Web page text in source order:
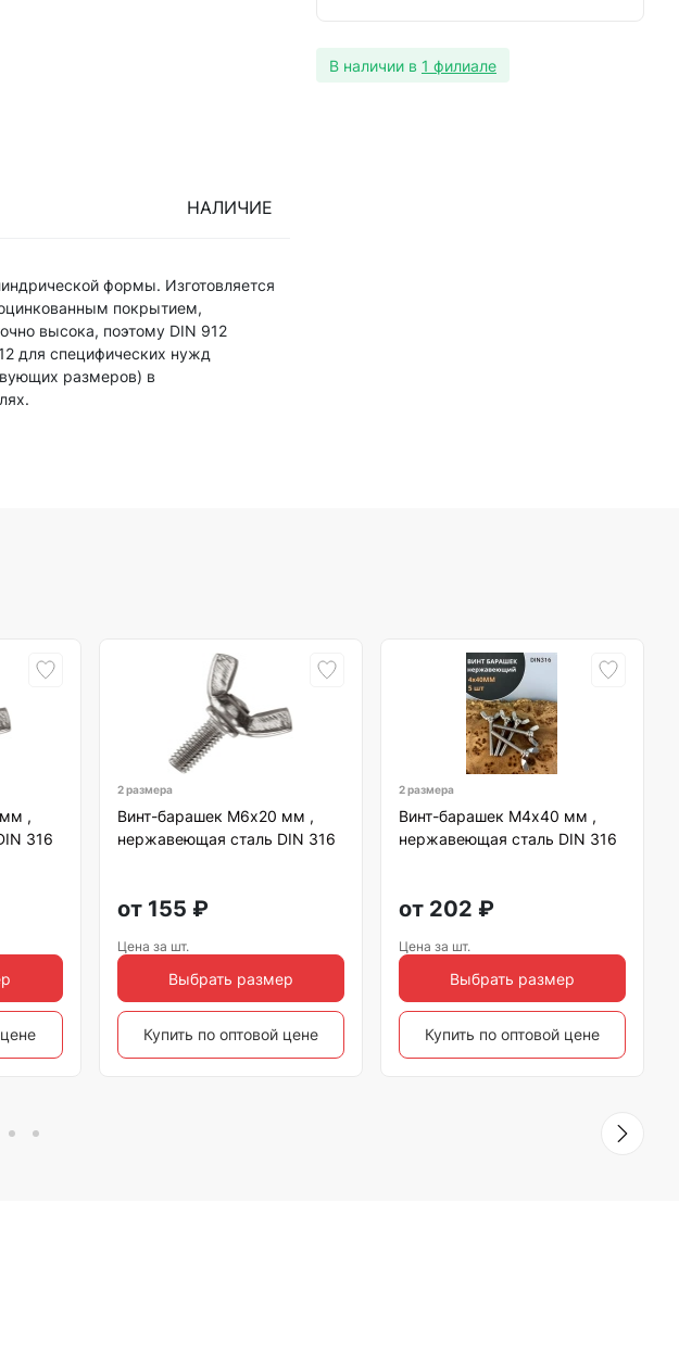
НАЛИЧИЕ
формы. Изготовляется
покрытием,
высока, поэтому DIN 912
для специфических нужд
размеров) в
В наличии в 1 филиале
,
316
2 размера
Винт-барашек М6х20 мм ,
нержавеющая сталь DIN 316
от 155 ₽
Цена за шт.
Выбрать размер
Купить по оптовой цене
2 размера
Винт-барашек М4х40 мм ,
нержавеющая сталь DIN 316
от 202 ₽
Цена за шт.
Выбрать размер
Купить по оптовой цене